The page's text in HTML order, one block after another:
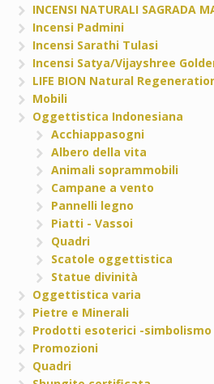
INCENSI NATURALI SAGRADA
Incensi Padmini
Incensi Sarathi Tulasi
Incensi Satya/Vijayshree
LIFE BION Natural
Mobili
Oggettistica Indonesiana
Acchiappasogni
Albero della vita
Animali soprammobili
Campane a vento
Pannelli legno
Piatti - Vassoi
Quadri
Scatole oggettistica
Statue divinità
Oggettistica varia
Pietre e Minerali
Prodotti esoterici -simbolismo
Promozioni
Quadri